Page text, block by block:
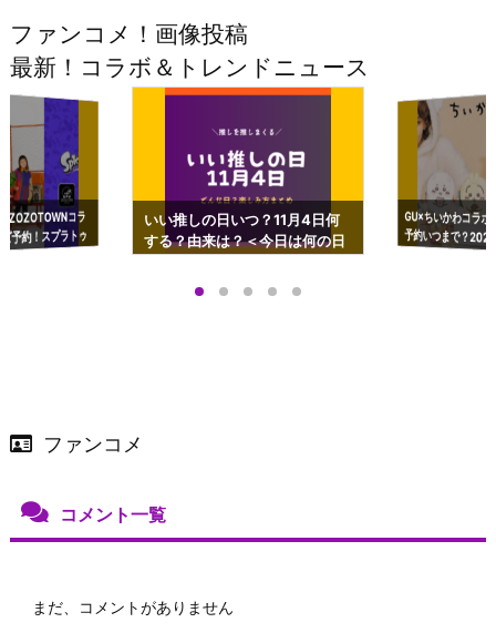
ファンコメ！画像投稿
最新！コラボ＆トレンドニュース
コラ
予約！スプラトゥ
ップも渋谷Hz
いい推しの日いつ？11月4日何
する？由来は？＜今日は何の日
＞
GU×ちいかわコラ
予約いつまで？
ーチやショルダー
ファンコメ
コメント一覧
まだ、コメントがありません